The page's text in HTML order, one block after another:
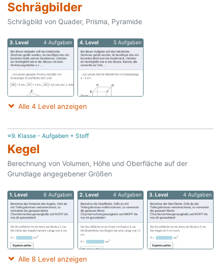
Schrägbilder
Schrägbild von Quader, Prisma, Pyramide
3. Level 4 Aufgaben 4. Level 5 Aufgaben
Alle 4 Level anzeigen
≈9. Klasse - Aufgaben + Stoff
Kegel
Berechnung von Volumen, Höhe und Oberfläche auf der
Grundlage angegebener Größen
1. Level 6 Aufgaben 2. Level 4 Aufgaben 3. Level 4 Aufgaben
Alle 8 Level anzeigen